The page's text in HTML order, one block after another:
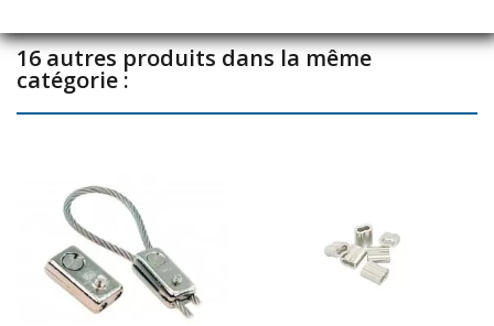
16 autres produits dans la même
catégorie :